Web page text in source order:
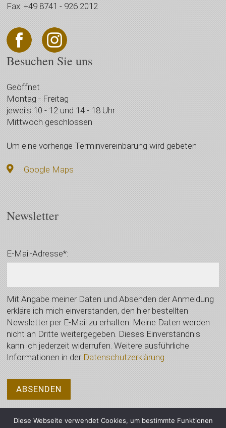
Fax: +49 8741 - 926 2012
Besuchen Sie uns
Geöffnet
Montag - Freitag
jeweils 10 - 12 und 14 - 18 Uhr
Mittwoch geschlossen
Um eine vorherige Terminvereinbarung wird gebeten
Google Maps
Newsletter
E-Mail-Adresse*:
Mit Angabe meiner Daten und Absenden der Anmeldung
erkläre ich mich einverstanden, den hier bestellten
Newsletter per E-Mail zu erhalten. Meine Daten werden
nicht an Dritte weitergegeben. Dieses Einverständnis
kann ich jederzeit widerrufen. Weitere ausführliche
Informationen in der Datenschutzerklärung
Diese Webseite verwendet Cookies, um bestimmte Funktionen